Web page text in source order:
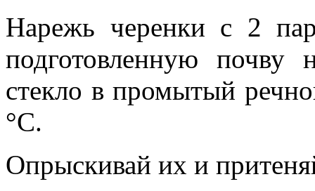
Нарежь черенки с 2
подготовленную
стекло в промытый
°С.
Опрыскивай их и